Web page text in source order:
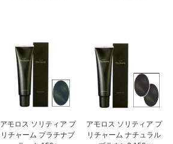
アモロス ソリティア プ
リチャーム プラチナブ
アモロス ソリティア プ
リチャーム ナチュラル